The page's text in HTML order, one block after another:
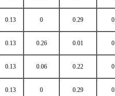
0.13 0 0.29 0
0.13 0.26 0.01 0
0.13 0.06 0.22 0
0.13 0 0.29 0